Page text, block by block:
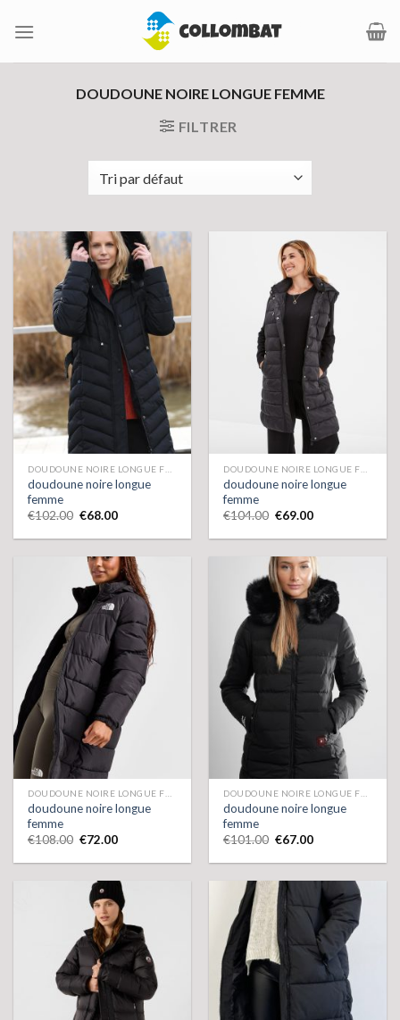
DOUDOUNE NOIRE LONGUE FEMME
FILTRER
doudoune noire longue
femme
€102.00 €68.00
doudoune noire longue
femme
€104.00 €69.00
doudoune noire longue
femme
€108.00 €72.00
doudoune noire longue
femme
€101.00 €67.00